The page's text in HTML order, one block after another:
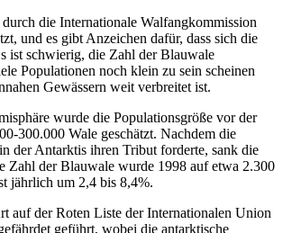
die Internationale Walfangkommission
und es gibt Anzeichen dafür, dass sich die
ist schwierig, die Zahl der Blauwale
Populationen noch klein zu sein scheinen
Gewässern weit verbreitet ist.
wurde die Populationsgröße vor der
300.000 Wale geschätzt. Nachdem die
der Antarktis ihren Tribut forderte, sank die
Zahl der Blauwale wurde 1998 auf etwa 2.300
jährlich um 2,4 bis 8,4%.
auf der Roten Liste der Internationalen Union
geführt, wobei die antarktische